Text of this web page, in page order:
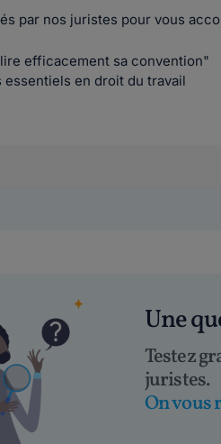
par nos juristes pour vous
efficacement sa convention"
essentiels en droit du travail
Une
Testez
juristes.
On vous